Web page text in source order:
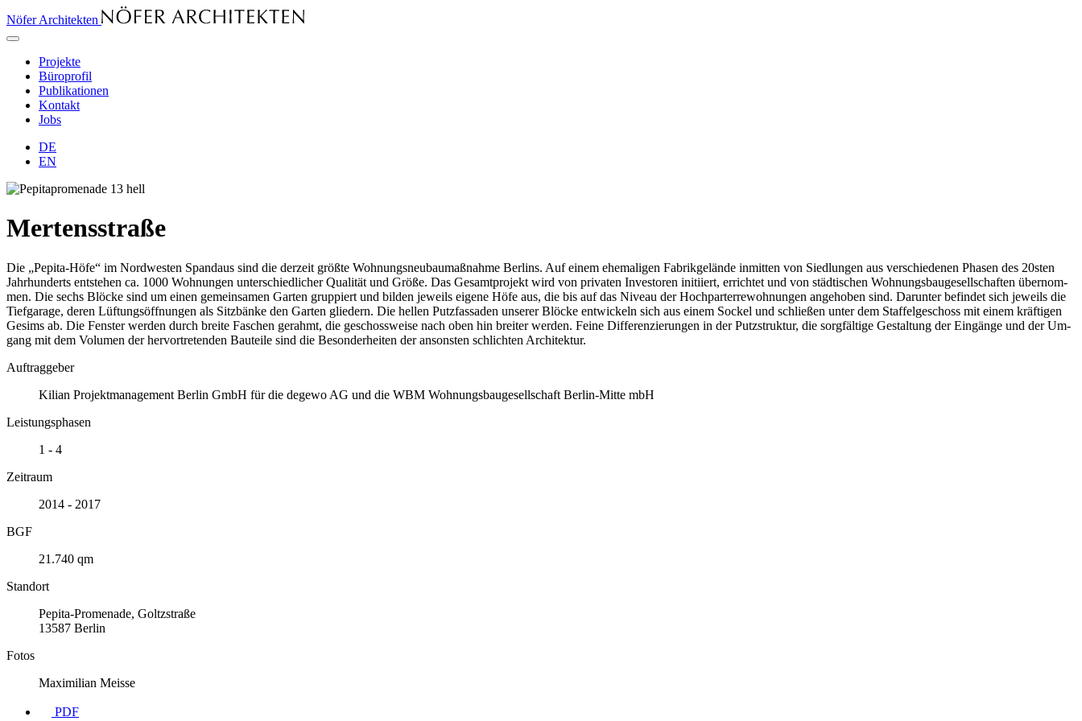
Nöfer Architekten
Projekte
Büroprofil
Publikationen
Kontakt
Jobs
DE
EN
Mertensstraße
Die „Pe­pi­ta-​Hö­fe“ im Nord­wes­ten Span­d­aus sind die der­zeit größ­te Woh­nungs­neu­bau­maß­nah­me Ber­lins. Auf ei­nem ehe­ma­li­gen Fa­brik­ge­län­de in­mit­ten von Sied­lun­gen aus ver­schie­de­nen Pha­sen des 20s­ten
Jahr­hun­derts ent­ste­hen ca. 1000 Woh­nun­gen un­ter­schied­li­cher Qua­li­tät und Grö­ße. Das Ge­samt­pro­jekt wird von pri­va­ten In­ves­to­ren in­iti­iert, er­rich­tet und von städ­ti­schen Woh­nungs­bau­ge­sell­schaf­ten über­nom­
men. Die sechs Blö­cke sind um ei­nen ge­mein­sa­men Gar­ten grup­piert und bil­den je­weils ei­ge­ne Hö­fe aus, die bis auf das Ni­veau der Hoch­par­terre­woh­nun­gen an­ge­ho­ben sind. Dar­un­ter be­fin­det sich je­weils die
Tief­ga­ra­ge, de­ren Lüf­tungs­öff­nun­gen als Sitz­bän­ke den Gar­ten glie­dern. Die hel­len Putz­fas­sa­den un­se­rer Blö­cke ent­wi­ckeln sich aus ei­nem So­ckel und schlie­ßen un­ter dem Staf­fel­ge­schoss mit ei­nem kräf­ti­gen
Ge­sims ab. Die Fens­ter wer­den durch brei­te Fa­schen ge­rahmt, die ge­schoss­wei­se nach oben hin brei­ter wer­den. Fei­ne Dif­fe­ren­zie­run­gen in der Putz­struk­tur, die sorg­fäl­ti­ge Ge­stal­tung der Ein­gän­ge und der Um­
gang mit dem Vo­lu­men der her­vor­tre­ten­den Bau­tei­le sind die Be­son­der­hei­ten der an­sons­ten schlich­ten Ar­chi­tek­tur.
Auftraggeber
Kilian Projektmanagement Berlin GmbH für die degewo AG und die WBM Wohnungsbaugesellschaft Berlin-Mitte mbH
Leistungsphasen
1 - 4
Zeitraum
2014 - 2017
BGF
21.740 qm
Standort
Pepita-Promenade, Goltzstraße
13587 Berlin
Fotos
Maximilian Meisse
PDF